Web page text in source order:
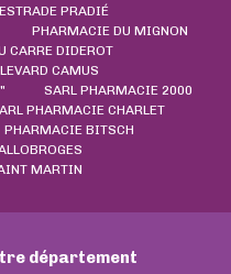
PRADIÉ
PHARMACIE DU MIGNON
CARRE DIDEROT
CAMUS
SARL PHARMACIE 2000
PHARMACIE CHARLET
PHARMACIE BITSCH
MARTIN
département